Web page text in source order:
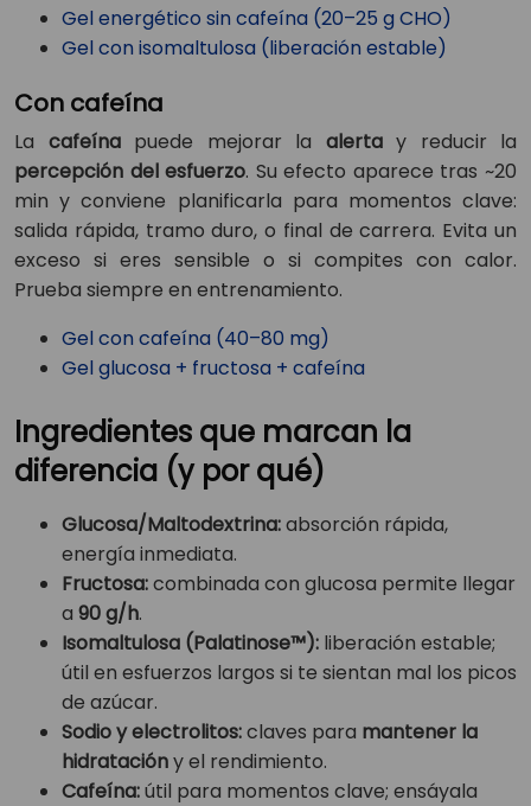
Gel energético sin cafeína (20–25 g CHO)
Gel con isomaltulosa (liberación estable)
Con cafeína
La cafeínapuede mejorar la alertay reducir la
percepción del esfuerzo. Su efecto aparece tras ~20
min y conviene planificarla para momentos clave:
salida rápida, tramo duro, o final de carrera. Evita un
exceso si eres sensible o si compites con calor.
Prueba siempre en entrenamiento.
Gel con cafeína (40–80 mg)
Gel glucosa + fructosa + cafeína
Ingredientes que marcan la
diferencia (y por qué)
Glucosa/Maltodextrina:absorción rápida,
energía inmediata.
Fructosa:combinada con glucosa permite llegar
a 90 g/h.
Isomaltulosa (Palatinose™): liberación estable;
útil en esfuerzos largos si te sientan mal los picos
de azúcar.
Sodio y electrolitos:claves para mantener la
hidratacióny el rendimiento.
Cafeína:útil para momentos clave; ensáyala